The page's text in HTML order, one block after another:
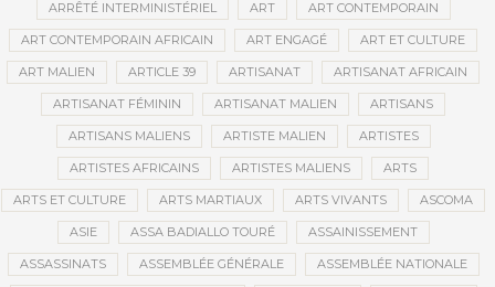
ARRÊTÉ INTERMINISTÉRIEL ART ART CONTEMPORAIN
ART CONTEMPORAIN AFRICAIN ART ENGAGÉ ART ET CULTURE
ART MALIEN ARTICLE 39 ARTISANAT ARTISANAT AFRICAIN
ARTISANAT FÉMININ ARTISANAT MALIEN ARTISANS
ARTISANS MALIENS ARTISTE MALIEN ARTISTES
ARTISTES AFRICAINS ARTISTES MALIENS ARTS
ARTS ET CULTURE ARTS MARTIAUX ARTS VIVANTS ASCOMA
ASIE ASSA BADIALLO TOURÉ ASSAINISSEMENT
ASSASSINATS ASSEMBLÉE GÉNÉRALE ASSEMBLÉE NATIONALE